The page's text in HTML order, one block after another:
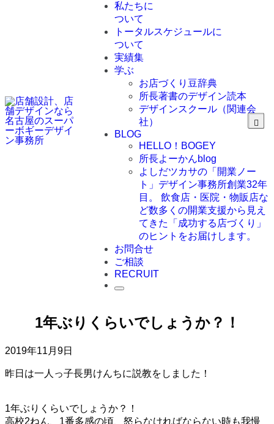
私たちに
ついて
トータルスケジュールに
ついて
実績集
学ぶ
お店づくり豆辞典
所長著書のデザイン読本
デザインスクール（関連会
社）
BLOG
HELLO！BOGEY
所長よーかんblog
よしだツカサの「開業ノー
ト」 デザイン事務所創業32年
目。 飲食店・医院・物販店な
ど数多くの開業支援から見え
てきた「成功する店づくり」
のヒントをお届けします。
お問合せ
ご相談
RECRUIT
1年ぶりくらいでしょうか？！
2019年11月9日
昨日は一人っ子長男けんちに説教をしました！
1年ぶりくらいでしょうか？！
高校2ねん、1番多感の頃、怒らなければならない時も我慢